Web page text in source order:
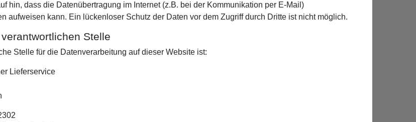
hin, dass die Datenübertragung im Internet (z.B. bei der Kommunikation per E-Mail)
aufweisen kann. Ein lückenloser Schutz der Daten vor dem Zugriff durch Dritte ist nicht möglich.
Stelle
Stelle für die Datenverarbeitung auf dieser Website ist:
Lieferservice